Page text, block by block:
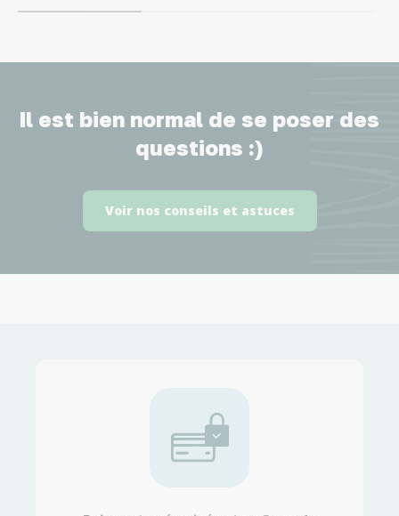
Il est bien normal de se poser des
questions :)
Voir nos conseils et astuces